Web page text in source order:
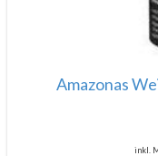
Amazonas
inkl.